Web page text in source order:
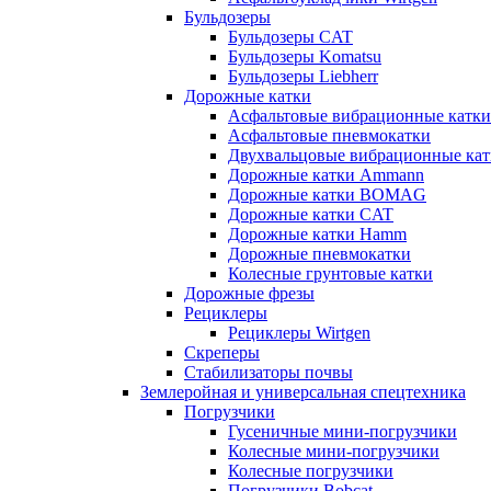
Бульдозеры
Бульдозеры CAT
Бульдозеры Komatsu
Бульдозеры Liebherr
Дорожные катки
Асфальтовые вибрационные катки
Асфальтовые пневмокатки
Двухвальцовые вибрационные
Дорожные катки Ammann
Дорожные катки BOMAG
Дорожные катки CAT
Дорожные катки Hamm
Дорожные пневмокатки
Колесные грунтовые катки
Дорожные фрезы
Рециклеры
Рециклеры Wirtgen
Скреперы
Стабилизаторы почвы
Землеройная и универсальная спецтехника
Погрузчики
Гусеничные мини-погрузчики
Колесные мини-погрузчики
Колесные погрузчики